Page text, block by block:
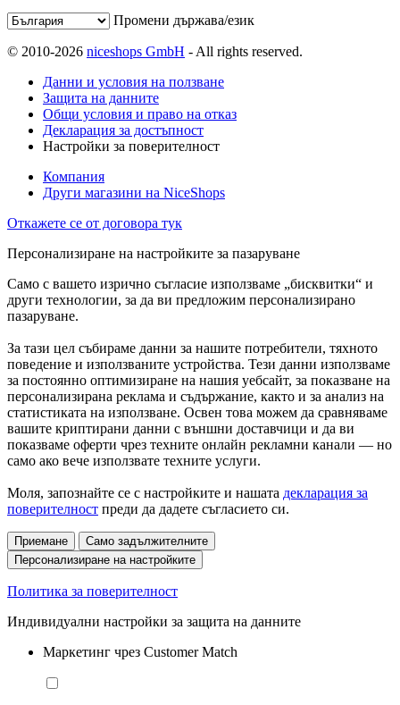
Промени държава/език
© 2010-2026 niceshops GmbH - All rights reserved.
Данни и условия на ползване
Защита на данните
Общи условия и право на отказ
Декларация за достъпност
Настройки за поверителност
Компания
Други магазини на NiceShops
Откажете се от договора тук
Персонализиране на настройките за пазаруване
Само с вашето изрично съгласие използваме „бисквитки“ и
други технологии, за да ви предложим персонализирано
пазаруване.
За тази цел събираме данни за нашите потребители, тяхното
поведение и използваните устройства. Тези данни използваме
за постоянно оптимизиране на нашия уебсайт, за показване на
персонализирана реклама и съдържание, както и за анализ на
статистиката на използване. Освен това можем да сравняваме
вашите криптирани данни с външни доставчици и да ви
показваме оферти чрез техните онлайн рекламни канали — но
само ако вече използвате техните услуги.
Моля, запознайте се с настройките и нашата декларация за
поверителност преди да дадете съгласието си.
Приемане
Само задължителните
Персонализиране на настройките
Политика за поверителност
Индивидуални настройки за защита на данните
Маркетинг чрез Customer Match